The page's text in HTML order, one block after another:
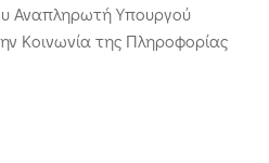
Αναπληρωτή Υπουργού
Κοινωνία της Πληροφορίας